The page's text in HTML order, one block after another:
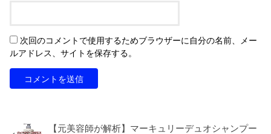
次回のコメントで使用するためブラウザーに自分の名前、メー
ルアドレス、サイトを保存する。
【元美容師が解析】マーキュリーデュオシャンプー